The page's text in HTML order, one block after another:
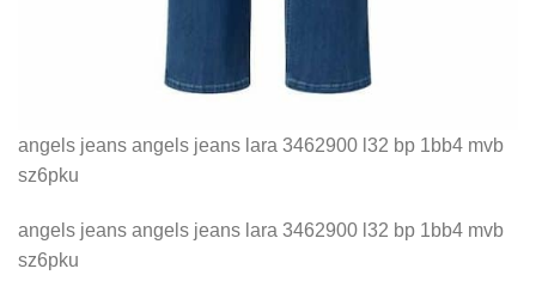
angels jeans angels jeans lara 3462900 l32 bp 1bb4 mvb
sz6pku
angels jeans angels jeans lara 3462900 l32 bp 1bb4 mvb
sz6pku